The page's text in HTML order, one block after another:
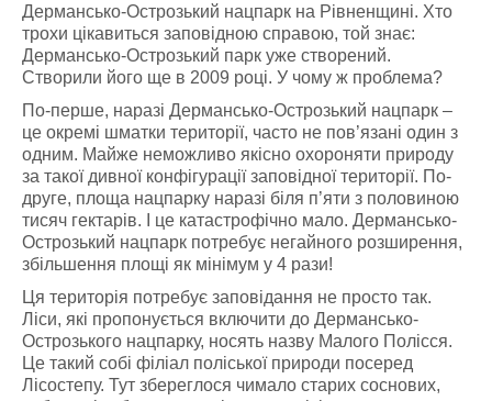
Дермансько-Острозький нацпарк на Рівненщині. Хто
трохи цікавиться заповідною справою, той знає:
Дермансько-Острозький парк уже створений.
Створили його ще в 2009 році. У чому ж проблема?
По-перше, наразі Дермансько-Острозький нацпарк –
це окремі шматки території, часто не пов’язані один з
одним. Майже неможливо якісно охороняти природу
за такої дивної конфігурації заповідної території. По-
друге, площа нацпарку наразі біля п’яти з половиною
тисяч гектарів. І це катастрофічно мало. Дермансько-
Острозький нацпарк потребує негайного розширення,
збільшення площі як мінімум у 4 рази!
Ця територія потребує заповідання не просто так.
Ліси, які пропонується включити до Дермансько-
Острозького нацпарку, носять назву Малого Полісся.
Це такий собі філіал поліської природи посеред
Лісостепу. Тут збереглося чимало старих соснових,